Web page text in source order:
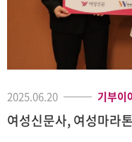
2025.06.20 기부이
여성신문사, 여성마라